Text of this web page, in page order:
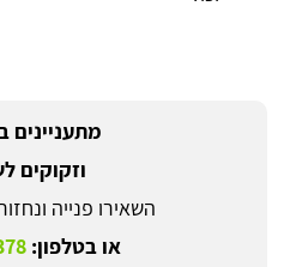
מתעניינים
וזקוקים
השאירו פנייה
או בטלפון: